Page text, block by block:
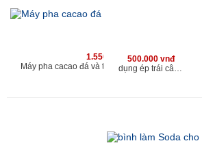
1.550.000 vnđ
Máy pha cacao đá và trà sữa đá kahchan EP2178
500.000 vnđ
dụng ép trái cây cầm tay